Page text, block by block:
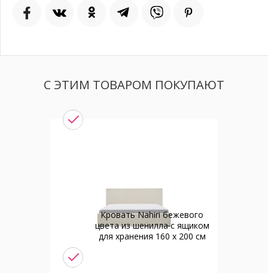
С ЭТИМ ТОВАРОМ ПОКУПАЮТ
Кровать Nahiri бежевого
цвета из шенилла с ящиком
для хранения 160 x 200 см